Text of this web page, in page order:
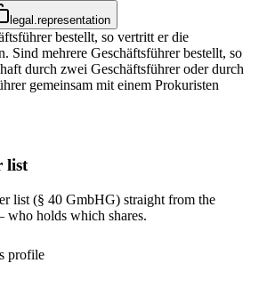
legal.representation
bestellt, so vertritt er die
Sind mehrere Geschäftsführer bestellt, so
durch zwei Geschäftsführer oder durch
gemeinsam mit einem Prokuristen
list
list (§ 40 GmbHG) straight from the
holds which shares.
profile